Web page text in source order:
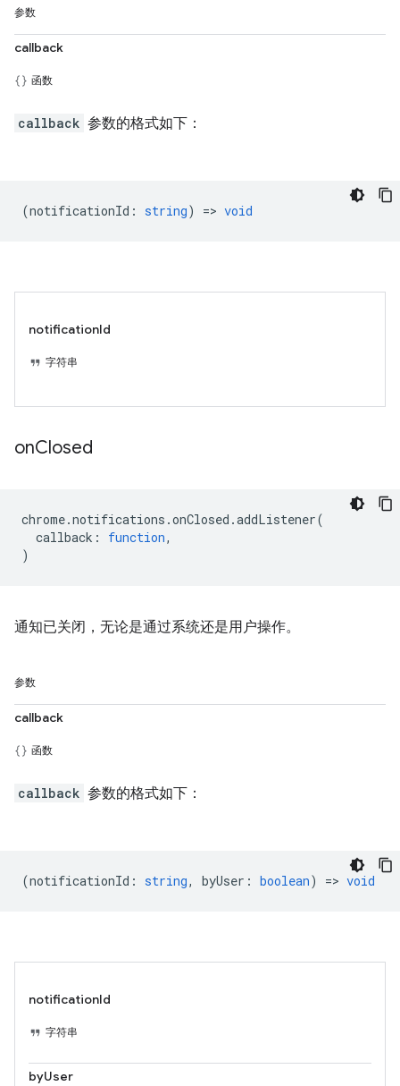
参数
callback
函数
callback 参数的格式如下：
(notificationId : string) => void
notificationId
字符串
onClosed
chrome.notifications .onClosed .addListener(
callback : function,
)
通知已关闭，无论是通过系统还是用户操作。
参数
callback
函数
callback 参数的格式如下：
(notificationId : string, byUser : boolean) => void
notificationId
字符串
byUser